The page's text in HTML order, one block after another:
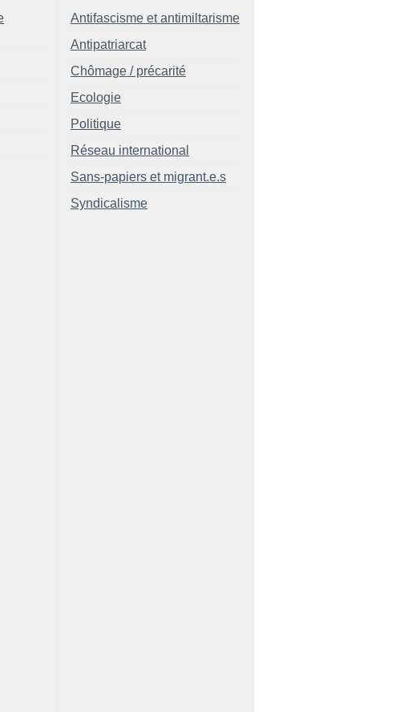
Antifascisme et antimiltarisme
Antipatriarcat
Chômage / précarité
Ecologie
Politique
Réseau international
Sans-papiers et migrant.e.s
Syndicalisme